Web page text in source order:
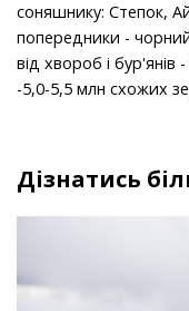
соняшнику: Степок,
попередники -
від хвороб і бур'янів
-5,0-5,5 млн схожих
Дізнатись